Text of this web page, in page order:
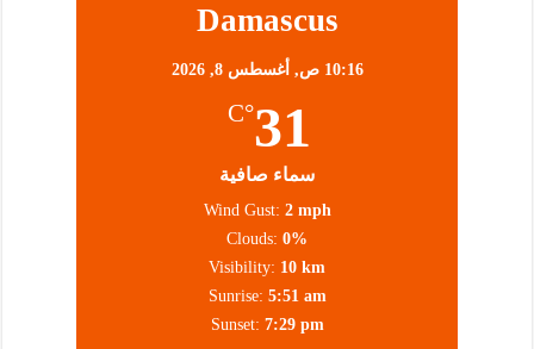
Damascus
10:16 ص, أغسطس 8, 2026
31
°C
سماء صافية
Wind Gust: 2 mph
Clouds: 0%
Visibility: 10 km
Sunrise: 5:51 am
Sunset: 7:29 pm